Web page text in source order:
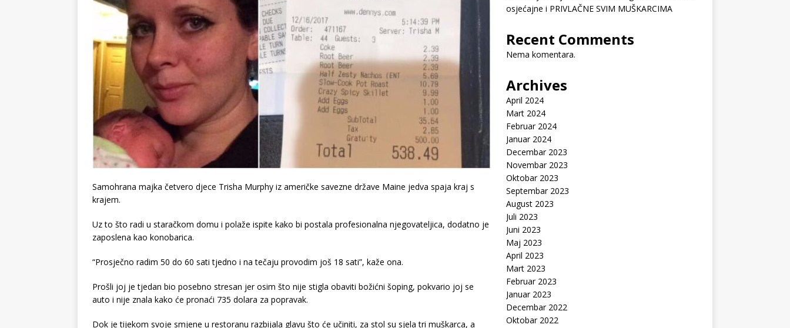
Samohrana majka četvero djece Trisha Murphy iz američke savezne države Maine jedva spaja kraj s
krajem.
Uz to što radi u staračkom domu i polaže ispite kako bi postala profesionalna njegovateljica, dodatno je
zaposlena kao konobarica.
“Prosječno radim 50 do 60 sati tjedno i na tečaju provodim još 18 sati”, kaže ona.
Prošli joj je tjedan bio posebno stresan jer osim što nije stigla obaviti božićni šoping, pokvario joj se
auto i nije znala kako će pronaći 735 dolara za popravak.
Dok je tijekom svoje smjene u restoranu razbijala glavu što će učiniti, za stol su sjela tri muškarca, a
osjećajne i PRIVLAČNE SVIM MUŠKARCIMA
Recent Comments
Nema komentara.
Archives
April 2024
Mart 2024
Februar 2024
Januar 2024
Decembar 2023
Novembar 2023
Oktobar 2023
Septembar 2023
August 2023
Juli 2023
Juni 2023
Maj 2023
April 2023
Mart 2023
Februar 2023
Januar 2023
Decembar 2022
Oktobar 2022